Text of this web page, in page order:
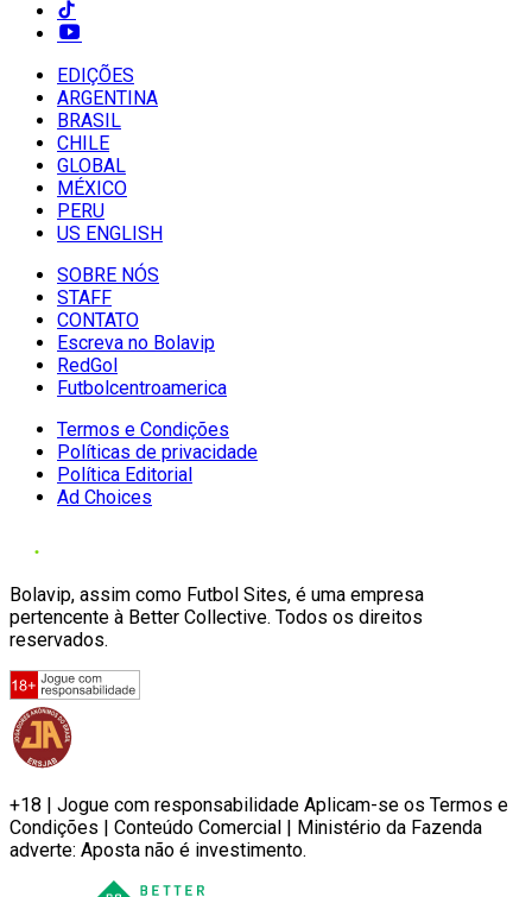
EDIÇÕES
ARGENTINA
BRASIL
CHILE
GLOBAL
MÉXICO
PERU
US ENGLISH
SOBRE NÓS
STAFF
CONTATO
Escreva no Bolavip
RedGol
Futbolcentroamerica
Termos e Condições
Políticas de privacidade
Política Editorial
Ad Choices
Bolavip, assim como Futbol Sites, é uma empresa
pertencente à Better Collective. Todos os direitos
reservados.
+18 | Jogue com responsabilidade Aplicam-se os Termos e
Condições | Conteúdo Comercial | Ministério da Fazenda
adverte: Aposta não é investimento.